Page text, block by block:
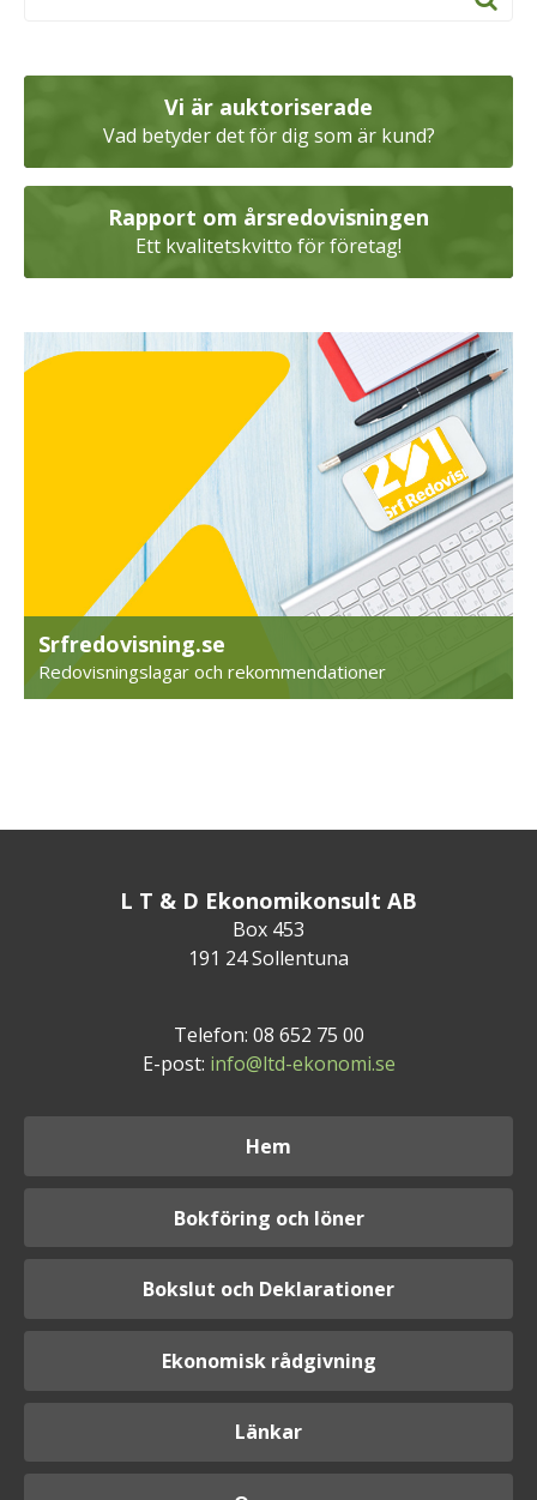
Vi är auktoriserade
Vad betyder det för dig som är kund?
Rapport om årsredovisningen
Ett kvalitetskvitto för företag!
Srfredovisning.se
Redovisningslagar och rekommendationer
L T & D Ekonomikonsult AB
Box 453
191 24 Sollentuna
Telefon: 08 652 75 00
E-post: info@ltd-ekonomi.se
Hem
Bokföring och löner
Bokslut och Deklarationer
Ekonomisk rådgivning
Länkar